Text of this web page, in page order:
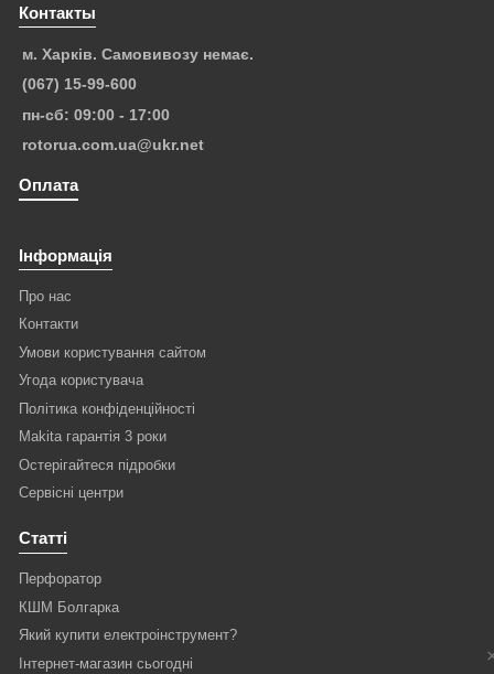
Контакты
м. Харків. Самовивозу немає.
(067) 15-99-600
пн-сб: 09:00 - 17:00
rotorua.com.ua@ukr.net
Оплата
Інформація
Про нас
Контакти
Умови користування сайтом
Угода користувача
Політика конфіденційності
Makita гарантія 3 роки
Остерігайтеся підробки
Сервісні центри
Статті
Перфоратор
КШМ Болгарка
Який купити електроінструмент?
Інтернет-магазин сьогодні